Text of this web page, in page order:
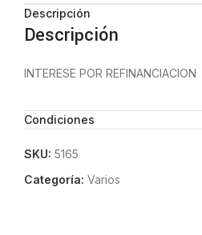
Descripción
Descripción
INTERESE POR REFINANCIACION
Condiciones
SKU: 5165
Categoría: Varios